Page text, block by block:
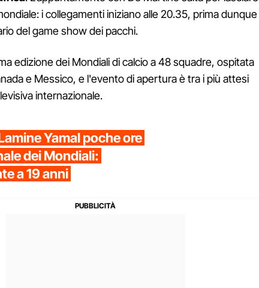
i collegamenti iniziano alle 20.35, prima dunque
del game show dei pacchi.
edizione dei Mondiali di calcio a 48 squadre, ospitata
e Messico, e l'evento di apertura è tra i più attesi
internazionale.
Yamal poche ore
dei Mondiali:
a 19 anni